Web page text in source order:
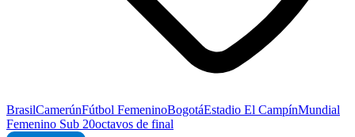
BrasilCamerúnFútbol FemeninoBogotáEstadio El CampínMundial
Femenino Sub 20octavos de final